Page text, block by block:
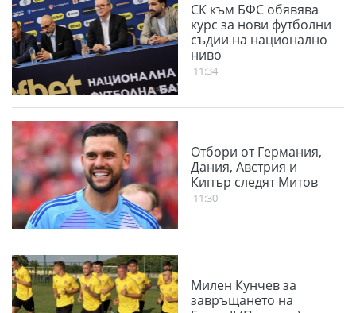
СК към БФС обявява
курс за нови футболни
съдии на национално
ниво
11:34
Отбори от Германия,
Дания, Австрия и
Кипър следят Митов
11:30
Милен Кунчев за
завръщането на